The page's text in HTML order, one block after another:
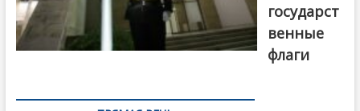
государст
венные
флаги